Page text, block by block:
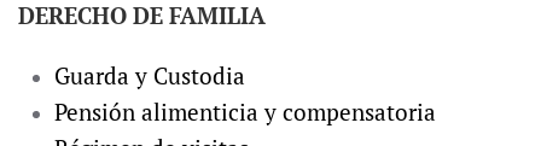
DERECHO DE FAMILIA
Guarda y Custodia
Pensión alimenticia y compensatoria